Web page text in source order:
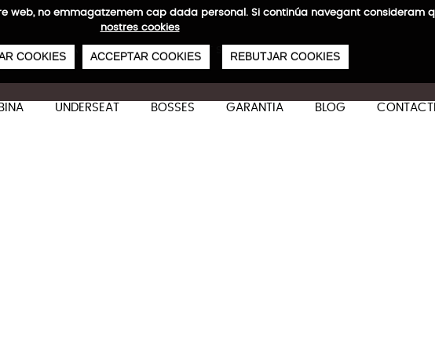
web, no emmagatzemem cap dada personal. Si continúa navegant consideram
nostres cookies
COOKIES ACCEPTAR COOKIES REBUTJAR COOKIES
GRATUÏTS A PARTIR DE 50 €PAGAMENT SEGURSERVEI 48/72 H
ES CA
UNDERSEAT BOSSES GARANTIA BLOG